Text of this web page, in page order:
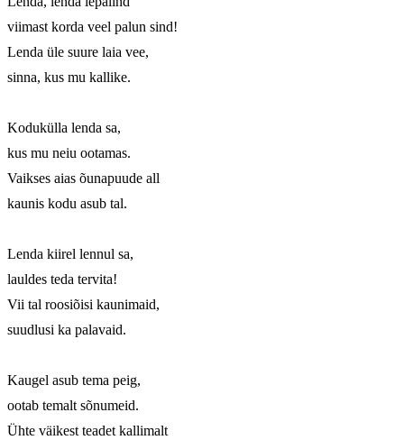
viimast korda veel palun sind!
Lenda üle suure laia vee,
sinna, kus mu kallike.
Kodukülla lenda sa,
kus mu neiu ootamas.
Vaikses aias õunapuude all
kaunis kodu asub tal.
Lenda kiirel lennul sa,
lauldes teda tervita!
Vii tal roosiõisi kaunimaid,
suudlusi ka palavaid.
Kaugel asub tema peig,
ootab temalt sõnumeid.
Ühte väikest teadet kallimalt